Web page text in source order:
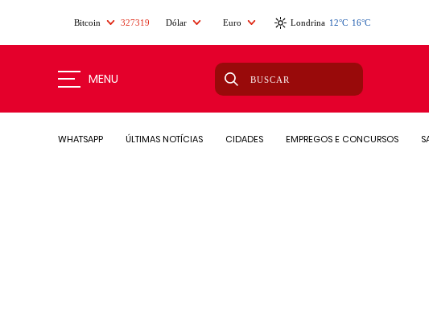
Bitcoin 327319 Dólar Euro Londrina 12°C 16°C
MENU
WHATSAPP ÚLTIMAS NOTÍCIAS CIDADES EMPREGOS E CONCURSOS